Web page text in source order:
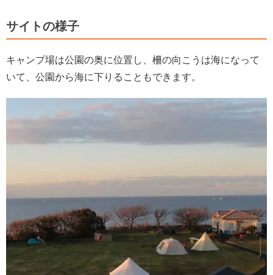
サイトの様子
キャンプ場は公園の奥に位置し、柵の向こうは海になって
いて、公園から海に下りることもできます。